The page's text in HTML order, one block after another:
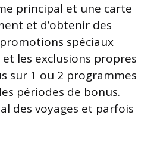
principal et une carte
et d’obtenir des
spéciaux
les exclusions propres
sur 1 ou 2 programmes
périodes de bonus.
des voyages et parfois